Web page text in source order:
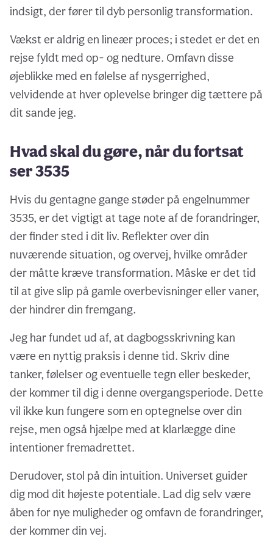
indsigt, der fører til dyb personlig transformation.
Vækst er aldrig en lineær proces; i stedet er det en
rejse fyldt med op- og nedture. Omfavn disse
øjeblikke med en følelse af nysgerrighed,
velvidende at hver oplevelse bringer dig tættere på
dit sande jeg.
Hvad skal du gøre, når du fortsat
ser 3535
Hvis du gentagne gange støder på engelnummer
3535, er det vigtigt at tage note af de forandringer,
der finder sted i dit liv. Reflekter over din
nuværende situation, og overvej, hvilke områder
der måtte kræve transformation. Måske er det tid
til at give slip på gamle overbevisninger eller vaner,
der hindrer din fremgang.
Jeg har fundet ud af, at dagbogsskrivning kan
være en nyttig praksis i denne tid. Skriv dine
tanker, følelser og eventuelle tegn eller beskeder,
der kommer til dig i denne overgangsperiode. Dette
vil ikke kun fungere som en optegnelse over din
rejse, men også hjælpe med at klarlægge dine
intentioner fremadrettet.
Derudover, stol på din intuition. Universet guider
dig mod dit højeste potentiale. Lad dig selv være
åben for nye muligheder og omfavn de forandringer,
der kommer din vej.